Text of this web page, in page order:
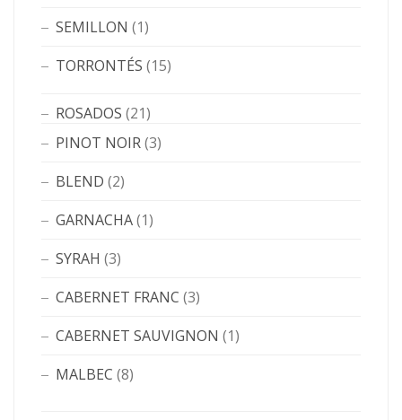
SEMILLON (1)
TORRONTÉS (15)
ROSADOS (21)
PINOT NOIR(3)
BLEND (2)
GARNACHA(1)
SYRAH (3)
CABERNET FRANC (3)
CABERNET SAUVIGNON (1)
MALBEC (8)